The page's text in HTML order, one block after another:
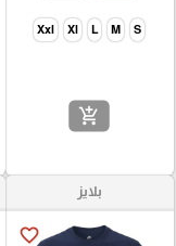
S
M
L
Xl
Xxl
add_shopping_cart
بلايز
favorite_border